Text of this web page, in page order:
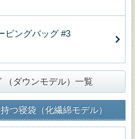
ピングバッグ #3
（ダウンモデル）一覧
つ寝袋（化繊綿モデル）